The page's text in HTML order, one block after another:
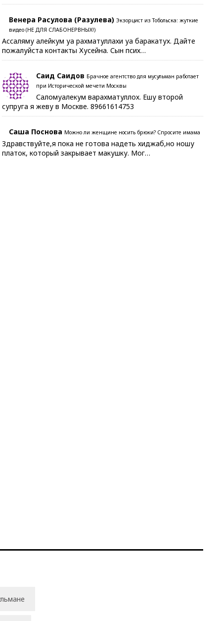
Венера Расулова (Разулева) Экзорцист из Тобольска: жуткие
видео (НЕ ДЛЯ СЛАБОНЕРВНЫХ!)
Ассаляму алейкум уа рахматуллахи уа баракатух. Дайте
пожалуйста контакты Хусейна. Сын псих…
Саид Саидов Брачное агентство для мусульман работает
при Исторической мечети Москвы
Саломуалекум варахматуллох. Ешу второй
супруга я жеву в Москве. 89661614753
Саша Поснова Можно ли женщине носить брюки? Спросите имама
Здравствуйте,я пока не готова надеть хиджаб,но ношу
платок, который закрывает макушку. Мог…